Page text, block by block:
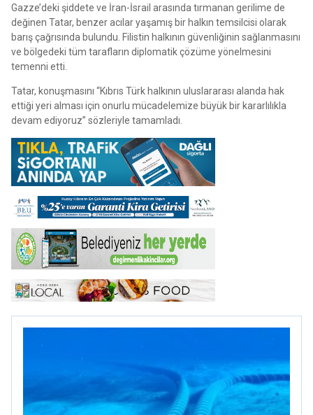
Gazze’deki şiddete ve İran-İsrail arasında tırmanan gerilime de
değinen Tatar, benzer acılar yaşamış bir halkın temsilcisi olarak
barış çağrısında bulundu. Filistin halkının güvenliğinin sağlanmasını
ve bölgedeki tüm tarafların diplomatik çözüme yönelmesini
temenni etti.
Tatar, konuşmasını “Kıbrıs Türk halkının uluslararası alanda hak
ettiği yeri alması için onurlu mücadelemize büyük bir kararlılıkla
devam ediyoruz” sözleriyle tamamladı.